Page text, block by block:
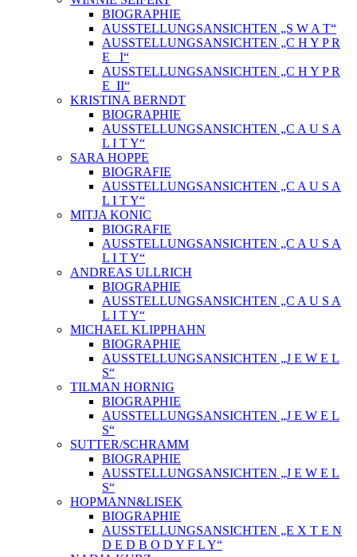
BIOGRAPHIE
AUSSTELLUNGSANSICHTEN „S W A T“
AUSSTELLUNGSANSICHTEN „C H Y P R
E_ I“
AUSSTELLUNGSANSICHTEN „C H Y P R
E_II“
KRISTINA BERNDT
BIOGRAPHIE
AUSSTELLUNGSANSICHTEN „C A U S A
L I T Y“
SARA HOPPE
BIOGRAFIE
AUSSTELLUNGSANSICHTEN „C A U S A
L I T Y“
MITJA KONIC
BIOGRAFIE
AUSSTELLUNGSANSICHTEN „C A U S A
L I T Y“
ANDREAS ULLRICH
BIOGRAPHIE
AUSSTELLUNGSANSICHTEN „C A U S A
L I T Y“
MICHAEL KLIPPHAHN
BIOGRAPHIE
AUSSTELLUNGSANSICHTEN „J E W E L
S“
TILMAN HORNIG
BIOGRAPHIE
AUSSTELLUNGSANSICHTEN „J E W E L
S“
SUTTER/SCHRAMM
BIOGRAPHIE
AUSSTELLUNGSANSICHTEN „J E W E L
S“
HOPMANN&LISEK
BIOGRAPHIE
AUSSTELLUNGSANSICHTEN „E X T E N
D E D B O D Y F L Y“